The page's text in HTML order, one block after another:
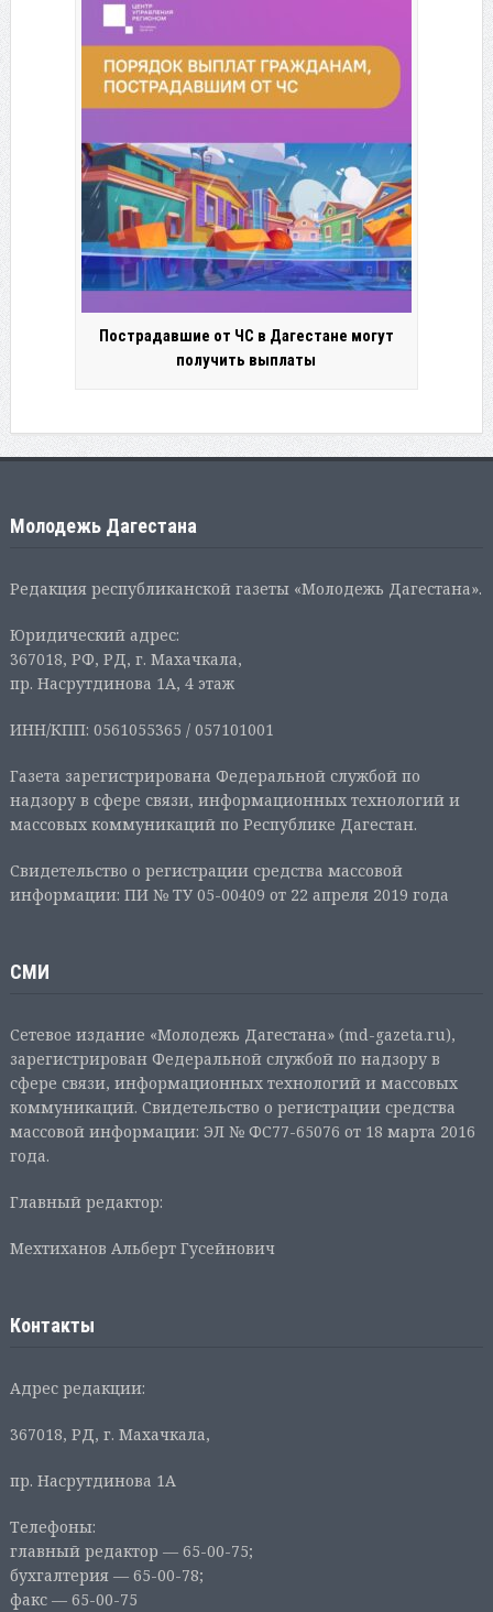
Пострадавшие от ЧС в Дагестане могут
получить выплаты
Молодежь Дагестана
Редакция республиканской газеты «Молодежь Дагестана».
Юридический адрес:
367018, РФ, РД, г. Махачкала,
пр. Насрутдинова 1А, 4 этаж
ИНН/КПП: 0561055365 / 057101001
Газета зарегистрирована Федеральной службой по
надзору в сфере связи, информационных технологий и
массовых коммуникаций по Республике Дагестан.
Свидетельство о регистрации средства массовой
информации: ПИ № ТУ 05-00409 от 22 апреля 2019 года
СМИ
Сетевое издание «Молодежь Дагестана» (md-gazeta.ru),
зарегистрирован Федеральной службой по надзору в
сфере связи, информационных технологий и массовых
коммуникаций. Свидетельство о регистрации средства
массовой информации: ЭЛ № ФС77-65076 от 18 марта 2016
года.
Главный редактор:
Мехтиханов Альберт Гусейнович
Контакты
Адрес редакции:
367018, РД, г. Махачкала,
пр. Насрутдинова 1А
Телефоны:
главный редактор — 65-00-75;
бухгалтерия — 65-00-78;
факс — 65-00-75